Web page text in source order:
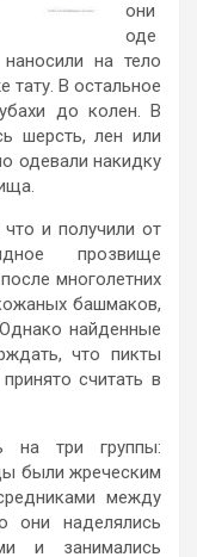
они
оде
на тело
тату. В остальное
до колен. В
шерсть, лен или
одевали накидку
и получили от
прозвище
многолетних
башмаков,
найденные
что пикты
считать в
на три группы:
были жреческим
между
они наделялись
и занимались